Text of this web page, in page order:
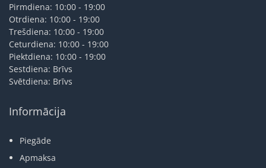
Pirmdiena: 10:00 - 19:00
Otrdiena: 10:00 - 19:00
Trešdiena: 10:00 - 19:00
Ceturdiena: 10:00 - 19:00
Piektdiena: 10:00 - 19:00
Sestdiena: Brīvs
Svētdiena: Brīvs
Informācija
Piegāde
Apmaksa